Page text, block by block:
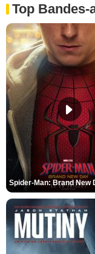
Top Bandes-